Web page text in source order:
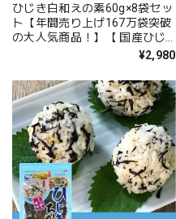
ひじき白和えの素60g×8袋セッ
ト【年間売り上げ167万袋突破
の大人気商品！】【 国産ひじ
き使用】【ポスト投函】¥2,980